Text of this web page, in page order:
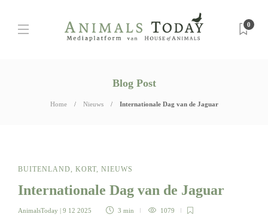
0
Blog Post
Home Nieuws Internationale Dag van de Jaguar
BUITENLAND, KORT, NIEUWS
Internationale Dag van de Jaguar
AnimalsToday | 9 12 2025 3 min 1079